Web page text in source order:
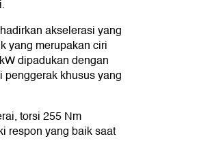
akselerasi yang
yang merupakan ciri
dipadukan dengan
khusus yang
torsi 255 Nm
respon yang baik saat